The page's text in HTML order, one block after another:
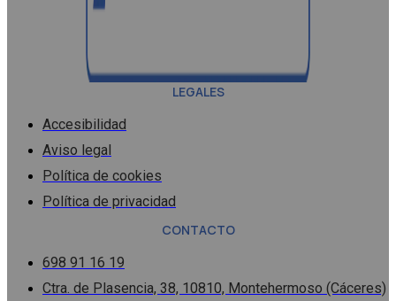
LEGALES
Accesibilidad
Aviso legal
Política de cookies
Política de privacidad
CONTACTO
698 91 16 19
Ctra. de Plasencia, 38, 10810, Montehermoso (Cáceres)